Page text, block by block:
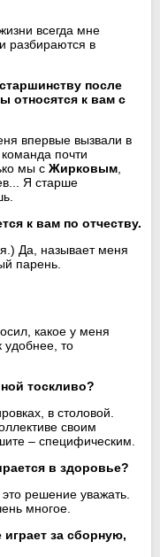
всегда мне
разбираются в
после
относятся к вам с
впервые вызвали в
почти
мы с Жирковым
Я старше
к вам по отчеству.
Да, называет меня
парень.
какое у меня
удобнее, то
тоскливо?
в столовой.
своим
– специфическим.
в здоровье?
решение уважать.
многое.
за сборную,